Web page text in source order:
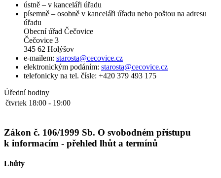
ústně – v kanceláři úřadu
písemně – osobně v kanceláři úřadu nebo poštou na adresu
úřadu
Obecní úřad Čečovice
Čečovice 3
345 62 Holýšov
e-mailem: starosta@cecovice.cz
elektronickým podáním: starosta@cecovice.cz
telefonicky na tel. čísle: +420 379 493 175
Úřední hodiny
čtvrtek 18:00 - 19:00
Zákon č. 106/1999 Sb. O svobodném přístupu
k informacím - přehled lhůt a termínů
Lhůty